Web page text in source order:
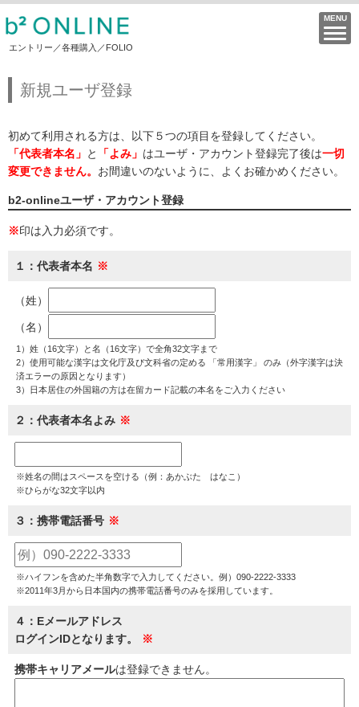
エントリー／各種購入／FOLIO
新規ユーザ登録
初めて利用される方は、以下５つの項目を登録してください。
「代表者本名」 と 「よみ」 はユーザ・アカウント登録完了後は一切
変更できません。 お間違いのないように、よくお確かめください。
b2-onlineユーザ・アカウント登録
※印は入力必須です。
１：代表者本名
（姓）
（名）
1）姓（16文字）と名（16文字）で全角32文字まで
2）使用可能な漢字は文化庁及び文科省の定める 「常用漢字」 のみ（外字漢字は決
済エラーの原因となります）
3）日本居住の外国籍の方は在留カード記載の本名をご入力ください
２：代表者本名よみ
※姓名の間はスペースを空ける（例：あかぶた はなこ）
※ひらがな32文字以内
３：携帯電話番号
※ハイフンを含めた半角数字で入力してください。例）090-2222-3333
※2011年3月から日本国内の携帯電話番号のみを採用しています。
４：Eメールアドレス
ログインIDとなります。
携帯キャリアメールは登録できません。